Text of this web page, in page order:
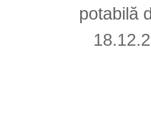
potabilă